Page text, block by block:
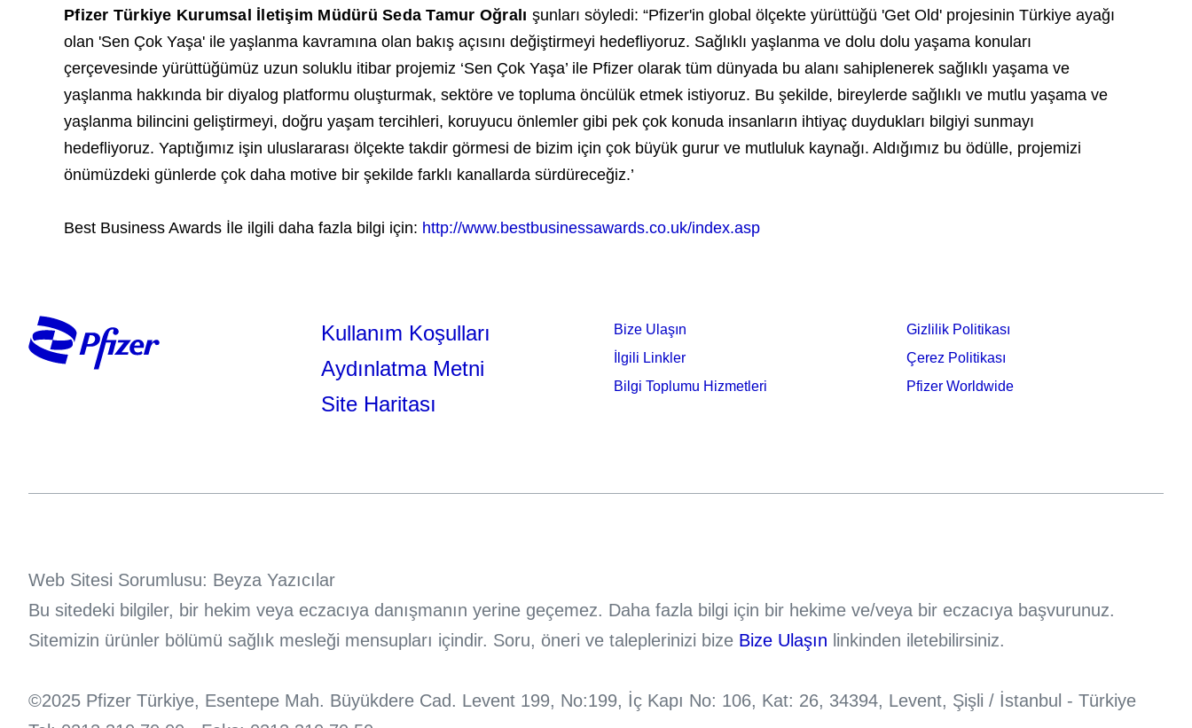
Pfizer Türkiye Kurumsal İletişim Müdürü Seda Tamur Oğralı şunları söyledi: “Pfizer'in global ölçekte yürüttüğü 'Get Old' projesinin Türkiye ayağı
olan 'Sen Çok Yaşa' ile yaşlanma kavramına olan bakış açısını değiştirmeyi hedefliyoruz. Sağlıklı yaşlanma ve dolu dolu yaşama konuları
çerçevesinde yürüttüğümüz uzun soluklu itibar projemiz ‘Sen Çok Yaşa’ ile Pfizer olarak tüm dünyada bu alanı sahiplenerek sağlıklı yaşama ve
yaşlanma hakkında bir diyalog platformu oluşturmak, sektöre ve topluma öncülük etmek istiyoruz. Bu şekilde, bireylerde sağlıklı ve mutlu yaşama ve
yaşlanma bilincini geliştirmeyi, doğru yaşam tercihleri, koruyucu önlemler gibi pek çok konuda insanların ihtiyaç duydukları bilgiyi sunmayı
hedefliyoruz. Yaptığımız işin uluslararası ölçekte takdir görmesi de bizim için çok büyük gurur ve mutluluk kaynağı. Aldığımız bu ödülle, projemizi
önümüzdeki günlerde çok daha motive bir şekilde farklı kanallarda sürdüreceğiz.’
Best Business Awards İle ilgili daha fazla bilgi için: http://www.bestbusinessawards.co.uk/index.asp
Kullanım Koşulları
Aydınlatma Metni
Site Haritası
Bize Ulaşın
İlgili Linkler
Bilgi Toplumu Hizmetleri
Gizlilik Politikası
Çerez Politikası
Pfizer Worldwide
Web Sitesi Sorumlusu: Beyza Yazıcılar
Bu sitedeki bilgiler, bir hekim veya eczacıya danışmanın yerine geçemez. Daha fazla bilgi için bir hekime ve/veya bir eczacıya başvurunuz.
Sitemizin ürünler bölümü sağlık mesleği mensupları içindir. Soru, öneri ve taleplerinizi bize Bize Ulaşın linkinden iletebilirsiniz.
©2025 Pfizer Türkiye, Esentepe Mah. Büyükdere Cad. Levent 199, No:199, İç Kapı No: 106, Kat: 26, 34394, Levent, Şişli / İstanbul - Türkiye